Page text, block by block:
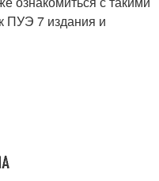
ПУЭ 7 издания и